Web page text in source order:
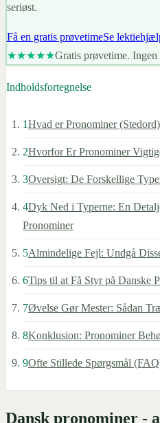
seriøst.
Få en gratis prøvetimeSe
★★★★★Gratis prøvetime.
Indholdsfortegnelse
1Hvad er Pronominer
2Hvorfor Er Pronominer
3Oversigt: De Forskellige
4Dyk Ned i Typerne: En
Pronominer
5Almindelige Fejl: Undgå
6Tips til at Få Styr på Danske
7Øvelse Gør Mester: Sådan
8Konklusion: Pronominer
9Ofte Stillede Spørgsmål
Dansk pronominer -